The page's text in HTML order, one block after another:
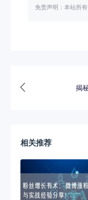
免责声明：本站所
揭
相关推荐